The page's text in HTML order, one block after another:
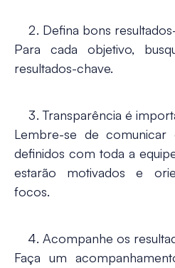
Defina bons
Para cada objetivo,
resultados-chave.
Transparência é
Lembre-se de comunicar
definidos com toda a
estarão motivados e
focos.
Acompanhe os
Faça um